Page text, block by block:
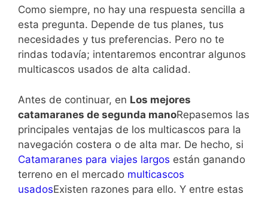
Como siempre, no hay una respuesta sencilla a
esta pregunta. Depende de tus planes, tus
necesidades y tus preferencias. Pero no te
rindas todavía; intentaremos encontrar algunos
multicascos usados ​​de alta calidad.
Antes de continuar, en Los mejores
catamaranes de segunda manoRepasemos las
principales ventajas de los multicascos para la
navegación costera o de alta mar. De hecho, si
Catamaranes para viajes largos están ganando
terreno en el mercado multicascos
usadosExisten razones para ello. Y entre estas